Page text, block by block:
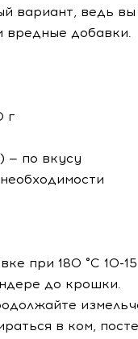
вариант, ведь
вредные добавки.
г
— по вкусу
при 180 °C 10-
до крошки.
в ком,